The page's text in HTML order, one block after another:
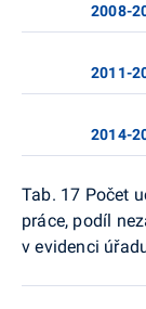
2008-
2011-
2014-
Tab. 17 Počet
práce, podíl
v evidenci